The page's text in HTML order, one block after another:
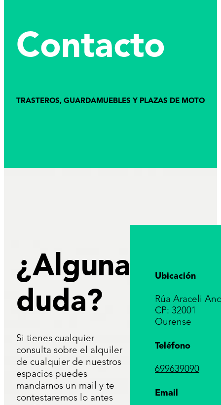
Contacto
TRASTEROS, GUARDAMUEBLES Y PLAZAS DE MOTO
¿Alguna
duda?
Si tienes cualquier
consulta sobre el alquiler
de cualquier de nuestros
espacios puedes
mandarnos un mail y te
contestaremos lo antes
Ubicación
Rúa Araceli
CP: 32001
Ourense
Teléfono
699639090
Email